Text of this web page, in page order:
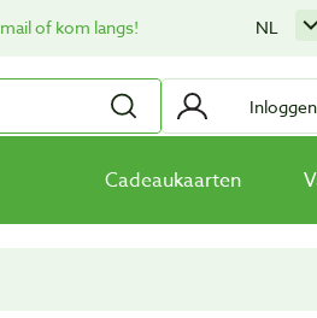
of kom langs! NL
Inloggen
Cadeaukaarten